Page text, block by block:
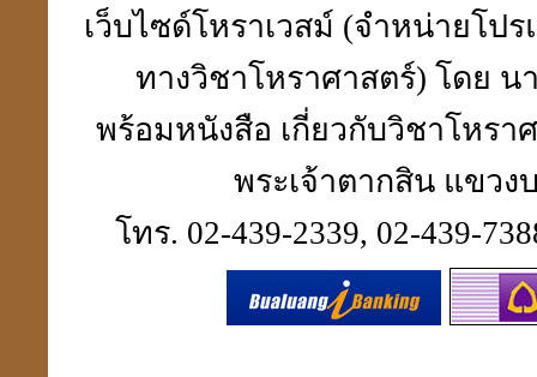
คิดดี พูดดี ทำดี คบคนดี
รุ่นที่ คุณสนธิไม่มี
เว็บไซด์โหราเวสม์ (จำหน่ายโป
ทางวิชาโหราศาสตร์) โดย น
พร้อมหนังสือ เกี่ยวกับวิชาโหร
พระเจ้าตากสิน แขวง
โทร. 02-439-2339, 02-439-